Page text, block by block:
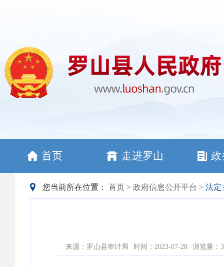
首页 走进罗山 政
您当前所在位置： 首页 > 政府信息公开平台 > 法定
来源：罗山县审计局 时间：2023-07-28 浏览量：